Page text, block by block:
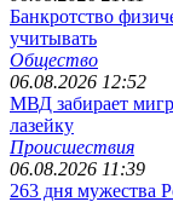
Банкротство
учитывать
Общество
06.08.2026 12:52
МВД забирает
лазейку
Происшествия
06.08.2026 11:39
263 дня мужества